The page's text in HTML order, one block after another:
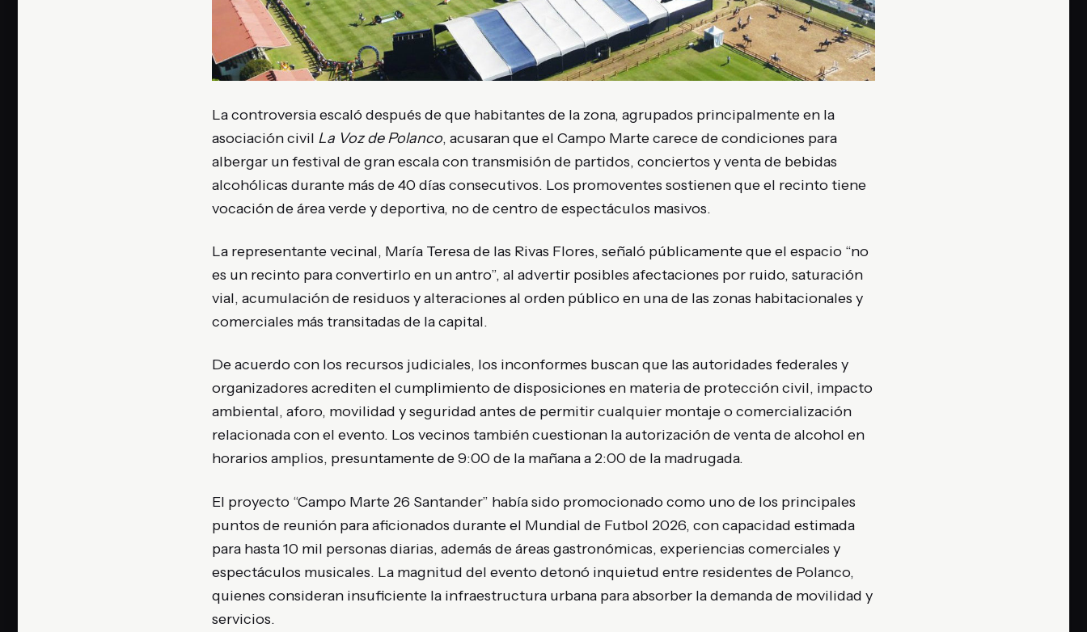
La controversia escaló después de que habitantes de la zona, agrupados principalmente en la
asociación civil La Voz de Polanco, acusaran que el Campo Marte carece de condiciones para
albergar un festival de gran escala con transmisión de partidos, conciertos y venta de bebidas
alcohólicas durante más de 40 días consecutivos. Los promoventes sostienen que el recinto tiene
vocación de área verde y deportiva, no de centro de espectáculos masivos.
La representante vecinal, María Teresa de las Rivas Flores, señaló públicamente que el espacio “no
es un recinto para convertirlo en un antro”, al advertir posibles afectaciones por ruido, saturación
vial, acumulación de residuos y alteraciones al orden público en una de las zonas habitacionales y
comerciales más transitadas de la capital.
De acuerdo con los recursos judiciales, los inconformes buscan que las autoridades federales y
organizadores acrediten el cumplimiento de disposiciones en materia de protección civil, impacto
ambiental, aforo, movilidad y seguridad antes de permitir cualquier montaje o comercialización
relacionada con el evento. Los vecinos también cuestionan la autorización de venta de alcohol en
horarios amplios, presuntamente de 9:00 de la mañana a 2:00 de la madrugada.
El proyecto “Campo Marte 26 Santander” había sido promocionado como uno de los principales
puntos de reunión para aficionados durante el Mundial de Futbol 2026, con capacidad estimada
para hasta 10 mil personas diarias, además de áreas gastronómicas, experiencias comerciales y
espectáculos musicales. La magnitud del evento detonó inquietud entre residentes de Polanco,
quienes consideran insuficiente la infraestructura urbana para absorber la demanda de movilidad y
servicios.